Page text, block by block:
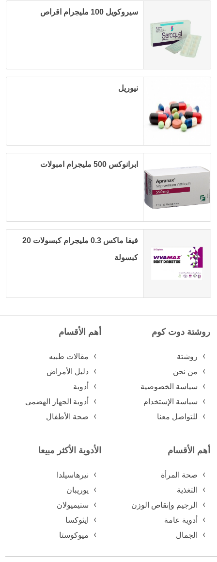
سيروكويل 100 مليجرام اقراص
نيوريل
ابرانوكس 500 مليجرام امبولات
فيفا ماكس 0.3 مليجرام كبسولات 20
كبسولة
روشتة دوت كوم
روشتة
من نحن
سياسة الخصوصية
سياسة الإستخدام
للتواصل معنا
أهم الأقسام
مقالات طبيه
دليل الأمراض
أدوية
أدوية الجهاز الهضمى
صحة الأطفال
أهم الأقسام
صحة المرأة
التغذية
الرجيم وإنقاص الوزن
أدوية عامة
الجمال
الأدوية الأكثر مبيعا
نيرهاسيلدا
يوريبان
ستيميولان
ايثوكسا
ميوكوستا